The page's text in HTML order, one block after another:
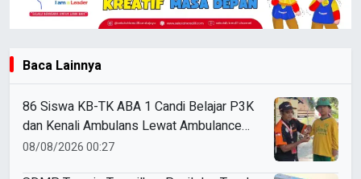
Baca Lainnya
86 Siswa KB-TK ABA 1 Candi Belajar P3K
dan Kenali Ambulans Lewat Ambulance
Goes to Schools
08/08/2026 00:27